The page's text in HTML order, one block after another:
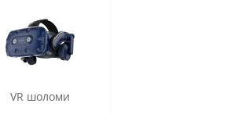
VR шоломи